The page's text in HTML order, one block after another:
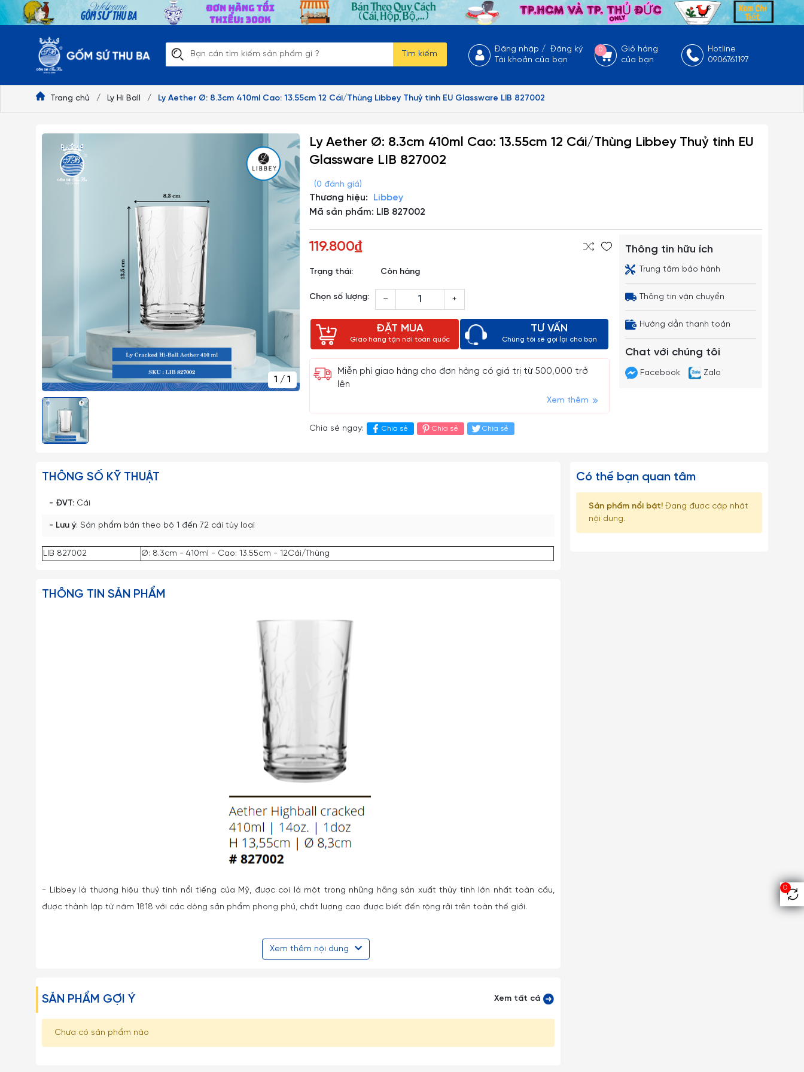
Tìm kiếm
Đăng nhập /Đăng ký
Tài khoản của bạn
0
Giỏ hàng
của bạn
Hotline
0906761197
0
Trang chủ / Ly Hi Ball / Ly Aether Ø: 8.3cm 410ml Cao: 13.55cm 12 Cái/Thùng Libbey Thuỷ tinh EU Glassware LIB 827002
1 /1
Ly Aether Ø: 8.3cm 410ml Cao: 13.55cm 12 Cái/Thùng Libbey Thuỷ tinh EU
Glassware LIB 827002
(0 đánh giá)
Thương hiệu:
Libbey
Mã sản phẩm: LIB 827002
119.800₫
Trạng thái: Còn hàng
Chọn số lượng: – +
ĐẶT MUA
Giao hàng tận nơi toàn quốc
TƯ VẤN
Chúng tôi sẽ gọi lại cho bạn
Miễn phí giao hàng cho đơn hàng có giá trị từ 500,000 trở
lên
Xem thêm
Chia sẻ ngay: Chia sẻ Chia sẻ Chia sẻ
Thông tin hữu ích
Trung tâm bảo hành
Thông tin vận chuyển
Hướng dẫn thanh toán
Chat với chúng tôi
Facebook Zalo
THÔNG SỐ KỸ THUẬT
- ĐVT: Cái
- Lưu ý: Sản phẩm bán theo bộ 1 đến 72 cái tùy loại
LIB 827002 Ø: 8.3cm - 410ml - Cao: 13.55cm - 12Cái/Thùng
THÔNG TIN SẢN PHẨM
- Libbey là thương hiệu thuỷ tinh nổi tiếng của Mỹ, được coi là một trong những hãng sản xuất thủy tinh lớn nhất toàn cầu,
được thành lập từ năm 1818 với các dòng sản phẩm phong phú, chất lượng cao được biết đến rộng rãi trên toàn thế giới.
- Nhờ có hai đội ngũ thiết kế ở châu Âu và Mỹ, các mãu mã của Libbey thể hiện rõ đặc trưng của hai khu vực: hoặc đơn giản và
- Không khó khăn để nhận biết độ lớn của Libbey thông qua sự đa dạng về mẫu mã, về dung tích trong cùng một thiết kế.
Libbey còn được biết đến về độ bền nổi trội, đóng góp đáng kể về mặt hiệu quả kinh tế cho các khách hàng khu vực khách
sạn, nhà hàng, quán cafe.
Xem thêm nội dung
SẢN PHẨM GỢI Ý Xem tất cả
Chưa có sản phẩm nào
Có thể bạn quan tâm
Sản phẩm nổi bật!Đang được cập nhật
nội dung.